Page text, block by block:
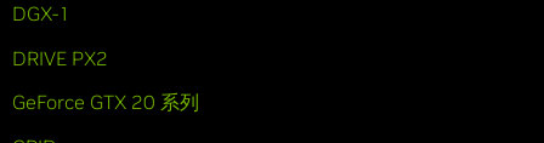
DGX-1
DRIVE PX2
GeForce GTX 20 系列